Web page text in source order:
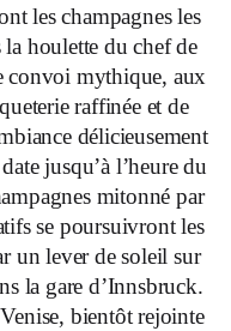
les champagnes les
houlette du chef de
convoi mythique, aux
raffinée et de
délicieusement
jusqu’à l’heure du
mitonné par
se poursuivront les
un lever de soleil sur
la gare d’Innsbruck.
bientôt rejointe